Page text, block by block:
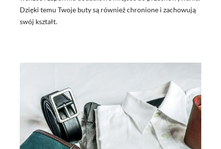
Dzięki temu Twoje buty są również chronione i zachowują
swój kształt.